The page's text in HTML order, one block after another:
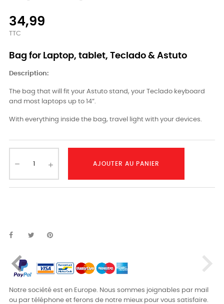
navigate_before navigate_next
34,99
TTC
Bag for Laptop, tablet, Teclado & Astuto
Description:
The bag that will fit your Astuto stand, your Teclado keyboard
and most laptops up to 14”.
With everything inside the bag, travel light with your devices.
AJOUTER AU PANIER
Notre société est en Europe. Nous sommes joignables par mail
ou par téléphone et ferons de notre mieux pour vous satisfaire.